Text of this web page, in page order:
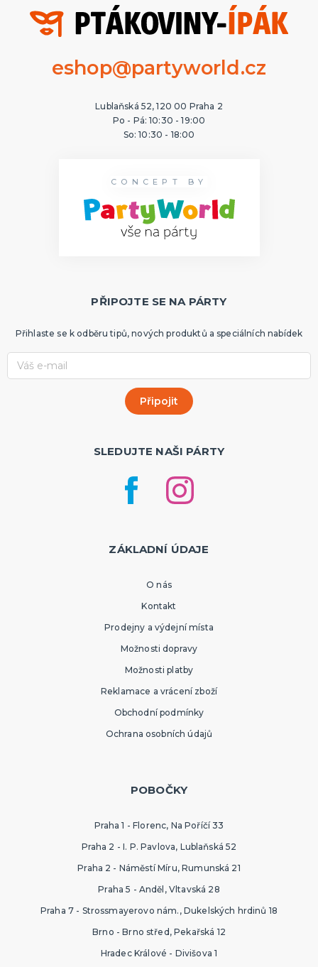
eshop@partyworld.cz
Lublaňská 52, 120 00 Praha 2
Po - Pá: 10:30 - 19:00
So: 10:30 - 18:00
CONCEPT BY
PŘIPOJTE SE NA PÁRTY
Přihlaste se k odběru tipů, nových produktů a speciálních nabídek
SLEDUJTE NAŠI PÁRTY
ZÁKLADNÍ ÚDAJE
O nás
Kontakt
Prodejny a výdejní místa
Možnosti dopravy
Možnosti platby
Reklamace a vrácení zboží
Obchodní podmínky
Ochrana osobních údajů
POBOČKY
Praha 1 - Florenc, Na Poříčí 33
Praha 2 - I. P. Pavlova, Lublaňská 52
Praha 2 - Náměstí Míru, Rumunská 21
Praha 5 - Anděl, Vltavská 28
Praha 7 - Strossmayerovo nám., Dukelských hrdinů 18
Brno - Brno střed, Pekařská 12
Hradec Králové - Divišova 1